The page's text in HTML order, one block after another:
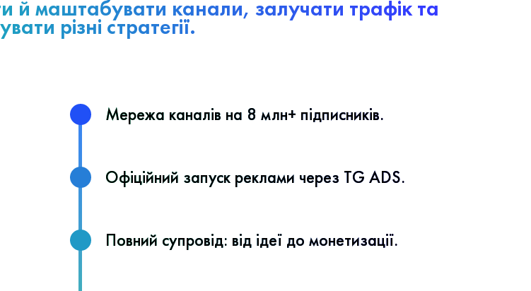
й маштабувати канали, залучати трафік та
різні стратегії.
Мережа каналів на 8 млн+ підписників.
Офіційний запуск реклами через TG ADS.
Повний супровід: від ідеї до монетизації.